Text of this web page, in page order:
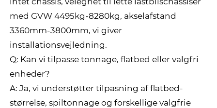
med GVW 4495kg-8280kg, akselafstand
3360mm-3800mm, vi giver
installationsvejledning.
Q: Kan vi tilpasse tonnage, flatbed eller valgfri
enheder?
A: Ja, vi understøtter tilpasning af flatbed-
størrelse, spiltonnage og forskellige valgfrie